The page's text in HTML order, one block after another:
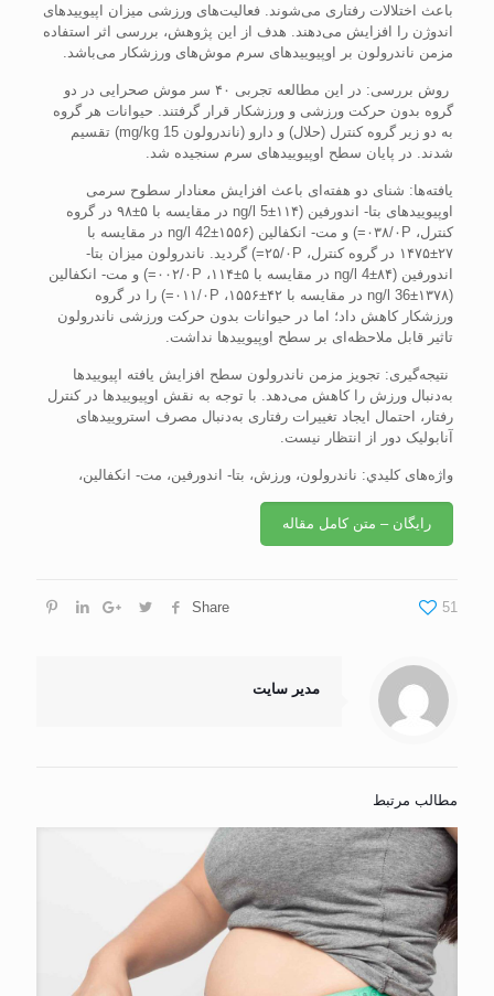
باعث اختلالات رفتاری می‌شوند. فعاليت‌های ورزشی ميزان اپيوييدهای
اندوژن را افزايش می‌دهند. هدف از اين پژوهش، بررسی اثر استفاده
مزمن ناندرولون بر اوپيوييدهای سرم موش‌های ورزشکار می‌باشد.
روش بررسی: در اين مطالعه تجربی ۴۰ سر موش صحرايی در دو
گروه بدون حرکت ورزشی و ورزشکار قرار گرفتند. حيوانات هر گروه
به دو زير گروه کنترل (حلال) و دارو (ناندرولون mg/kg 15) تقسيم
شدند. در پايان سطح اوپيوييدهای سرم سنجيده شد.
يافته‌ها: شنای دو هفته‌ای باعث افزايش معنادار سطوح سرمی
اوپيوييدهای بتا- اندورفين (ng/l 5±۱۱۴ در مقايسه با ۵±۹۸ در گروه
کنترل، ۰۳۸/۰P=) و مت- انکفالين (ng/l 42±۱۵۵۶ در مقايسه با
۲۷±۱۴۷۵ در گروه کنترل، ۲۵/۰P=) گرديد. ناندرولون ميزان بتا-
اندورفين (ng/l 4±۸۴ در مقايسه با ۵±۱۱۴، ۰۰۲/۰P=) و مت- انکفالين
(ng/l 36±۱۳۷۸ در مقايسه با ۴۲±۱۵۵۶، ۰۱۱/۰P=) را در گروه
ورزشکار کاهش داد؛ اما در حيوانات بدون حرکت ورزشی ناندرولون
تاثير قابل ملاحظه‌ای بر سطح اوپيوييدها نداشت.
نتيجه‌گيری: تجويز مزمن ناندرولون سطح افزايش يافته اپيوييدها
به‌دنبال ورزش را کاهش می‌دهد. با توجه به نقش اوپيوييدها در کنترل
رفتار، احتمال ايجاد تغييرات رفتاری به‌دنبال مصرف استروييدهای
آنابوليک دور از انتظار نيست.
واژه‌های كليدي: ناندرولون، ورزش، بتا- اندورفين، مت- انکفالين،
رایگان – متن کامل مقاله
Share 51
مدیر سایت
مطالب مرتبط